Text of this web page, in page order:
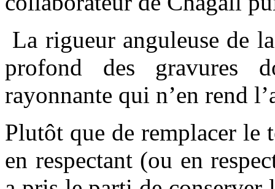
La rigueur anguleuse de
profond des gravures
rayonnante qui n’en rend
Plutôt que de remplacer le
en respectant (ou en